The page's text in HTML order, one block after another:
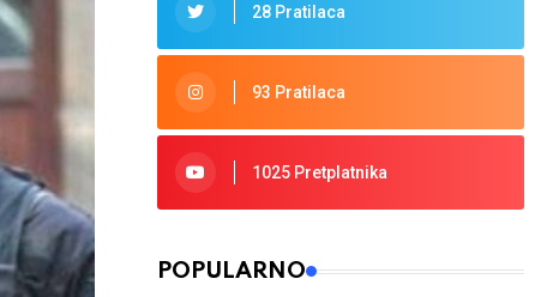
28 Pratilaca
93 Pratilaca
1025 Pretplatnika
POPULARNO